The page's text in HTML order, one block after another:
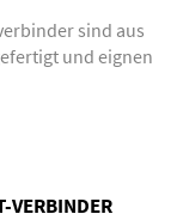
sind aus
und eignen
VERBINDER